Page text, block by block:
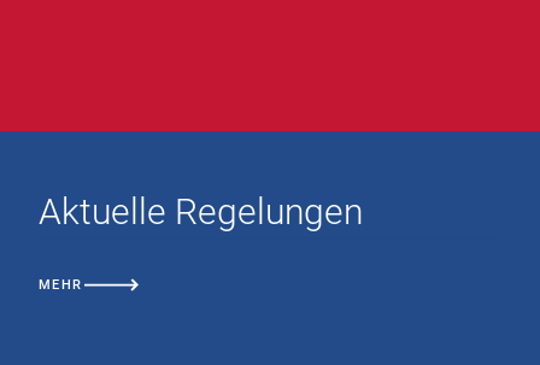
Aktuelle Regelungen
MEHR